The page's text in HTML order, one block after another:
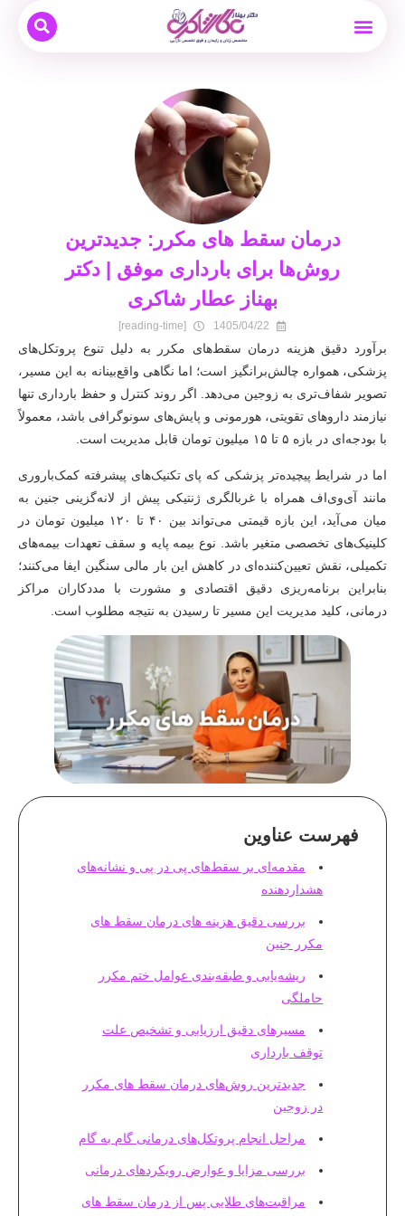
درمان سقط های مکرر: جدیدترین
روش‌ها برای بارداری موفق | دکتر
بهناز عطار شاکری
1405/04/22
[reading-time]
برآورد دقیق هزینه درمان سقط‌های مکرر به دلیل تنوع پروتکل‌های
پزشکی، همواره چالش‌برانگیز است؛ اما نگاهی واقع‌بینانه به این مسیر،
تصویر شفاف‌تری به زوجین می‌دهد. اگر روند کنترل و حفظ بارداری تنها
نیازمند داروهای تقویتی، هورمونی و پایش‌های سونوگرافی باشد، معمولاً
با بودجه‌ای در بازه ۵ تا ۱۵ میلیون تومان قابل مدیریت است.
اما در شرایط پیچیده‌تر پزشکی که پای تکنیک‌های پیشرفته کمک‌باروری
مانند آی‌وی‌اف همراه با غربالگری ژنتیکی پیش از لانه‌گزینی جنین به
میان می‌آید، این بازه قیمتی می‌تواند بین ۴۰ تا ۱۲۰ میلیون تومان در
کلینیک‌های تخصصی متغیر باشد. نوع بیمه پایه و سقف تعهدات بیمه‌های
تکمیلی، نقش تعیین‌کننده‌ای در کاهش این بار مالی سنگین ایفا می‌کنند؛
بنابراین برنامه‌ریزی دقیق اقتصادی و مشورت با مددکاران مراکز
درمانی، کلید مدیریت این مسیر تا رسیدن به نتیجه مطلوب است.
فهرست عناوین
مقدمه‌ای بر سقط‌های پی در پی و نشانه‌های
هشداردهنده
بررسی دقیق هزینه های درمان سقط های
مکرر جنین
ریشه‌یابی و طبقه‌بندی عوامل ختم مکرر
حاملگی
مسیرهای دقیق ارزیابی و تشخیص علت
توقف بارداری
جدیدترین روش‌های درمان سقط های مکرر
در زوجین
مراحل انجام پروتکل‌های درمانی گام به گام
بررسی مزایا و عوارض رویکردهای درمانی
مراقبت‌های طلایی پس از درمان سقط های